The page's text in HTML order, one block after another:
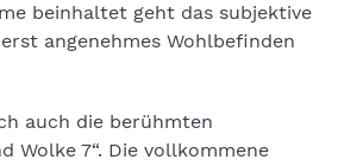
beinhaltet geht das subjektive
angenehmes Wohlbefinden
auch die berühmten
Wolke 7“. Die vollkommene